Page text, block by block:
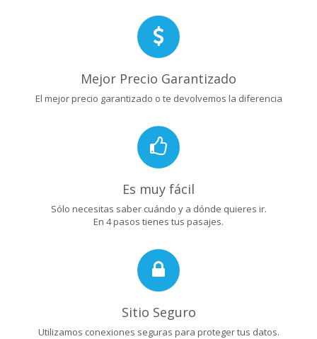
Mejor Precio Garantizado
El mejor precio garantizado o te devolvemos la diferencia
Es muy fácil
Sólo necesitas saber cuándo y a dónde quieres ir.
En 4 pasos tienes tus pasajes.
Sitio Seguro
Utilizamos conexiones seguras para proteger tus datos.